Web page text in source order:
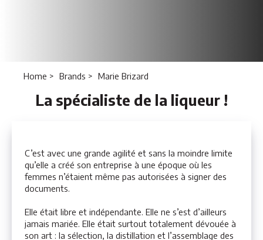
Home Brands Marie Brizard
La spécialiste de la liqueur !
C’est avec une grande agilité et sans la moindre limite
qu’elle a créé son entreprise à une époque où les
femmes n’étaient même pas autorisées à signer des
documents.
Elle était libre et indépendante. Elle ne s’est d’ailleurs
jamais mariée. Elle était surtout totalement dévouée à
son art : la sélection, la distillation et l’assemblage des